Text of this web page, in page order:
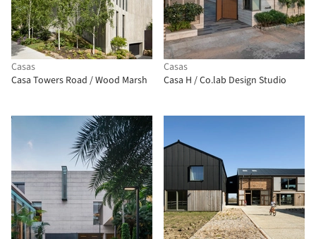
Casas
Casa Towers Road / Wood Marsh
Casas
Casa H / Co.lab Design Studio